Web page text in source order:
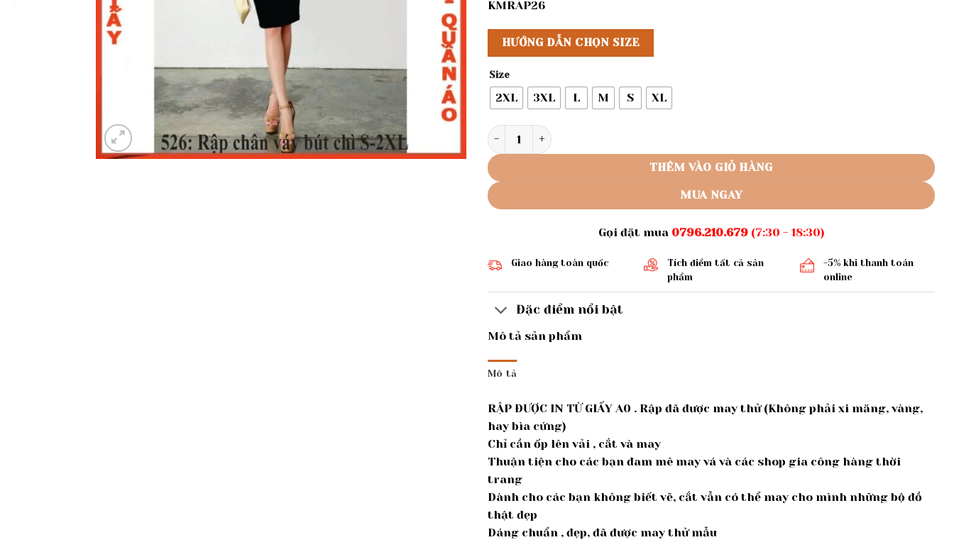
KMRAP26
HƯỚNG DẪN CHỌN SIZE
Size
2XL 3XL L M S XL
Rập giấy A0 chân váy bút chì 526 số lượng
THÊM VÀO GIỎ HÀNG
MUA NGAY
Gọi đặt mua 0796.210.679(7:30 - 18:30)
Giao hàng toàn quốc
Tích điểm tất cả sản
phẩm
-5% khi thanh toán
online
Đặc điểm nổi bật
Mô tả sản phẩm
Mô tả
RẬP ĐƯỢC IN TỪ GIẤY A0 . Rập đã được may thử (Không phải xi măng, vàng,
hay bìa cứng)
Chỉ cần ốp lên vải , cắt và may
Thuận tiện cho các bạn đam mê may vá và các shop gia công hàng thời
trang
Dành cho các bạn không biết vẽ, cắt vẫn có thể may cho mình những bộ đồ
thật đẹp
Dáng chuẩn , đẹp, đã được may thử mẫu